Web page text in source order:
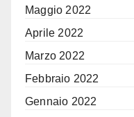
Maggio 2022
Aprile 2022
Marzo 2022
Febbraio 2022
Gennaio 2022